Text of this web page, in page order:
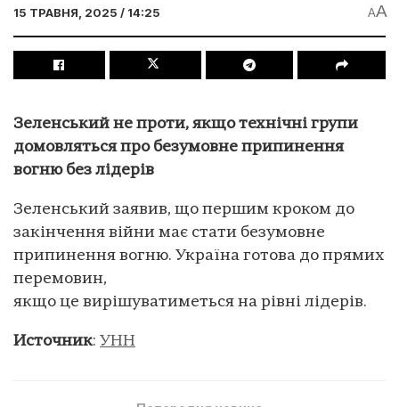
15 ТРАВНЯ, 2025 / 14:25 AA
Зеленський не проти, якщо технічні групи
домовляться про безумовне припинення
вогню без лідерів
Зеленський заявив, що першим кроком до
закінчення війни має стати безумовне
припинення вогню. Україна готова до прямих
перемовин,
якщо це вирішуватиметься на рівні лідерів.
Источник: УНН